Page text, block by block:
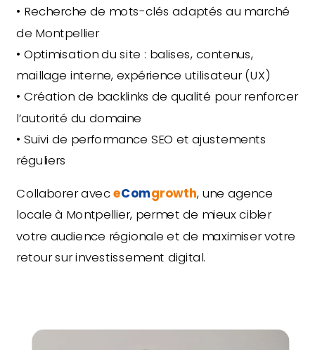
• Recherche de mots-clés adaptés au marché
de Montpellier
• Optimisation du site : balises, contenus,
maillage interne, expérience utilisateur (UX)
• Création de backlinks de qualité pour renforcer
l’autorité du domaine
• Suivi de performance SEO et ajustements
réguliers
Collaborer aveceComgrowth, une agence
locale à Montpellier, permet de mieux cibler
votre audience régionale et de maximiser votre
retour sur investissement digital.